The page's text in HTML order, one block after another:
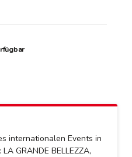
internationalen Events in
GRANDE BELLEZZA,